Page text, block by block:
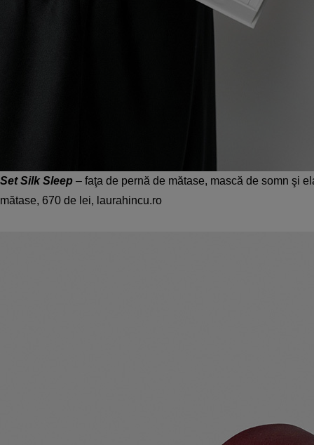
Set Silk Sleep – faţa de pernă de mătase, mască de somn şi
mătase, 670 de lei, laurahincu.ro